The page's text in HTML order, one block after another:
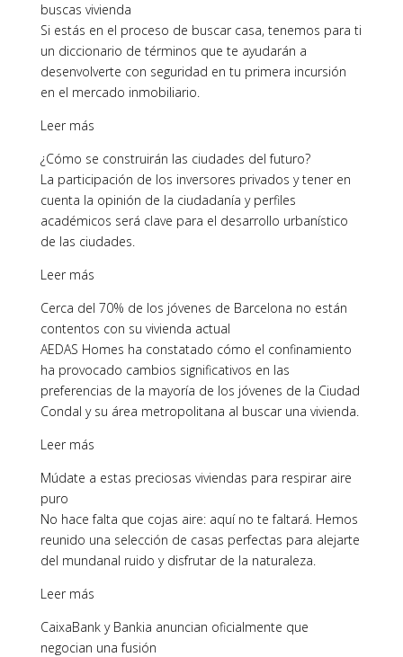
buscas vivienda
Si estás en el proceso de buscar casa, tenemos para ti
un diccionario de términos que te ayudarán a
desenvolverte con seguridad en tu primera incursión
en el mercado inmobiliario.
Leer más
¿Cómo se construirán las ciudades del futuro?
La participación de los inversores privados y tener en
cuenta la opinión de la ciudadanía y perfiles
académicos será clave para el desarrollo urbanístico
de las ciudades.
Leer más
Cerca del 70% de los jóvenes de Barcelona no están
contentos con su vivienda actual
AEDAS Homes ha constatado cómo el confinamiento
ha provocado cambios significativos en las
preferencias de la mayoría de los jóvenes de la Ciudad
Condal y su área metropolitana al buscar una vivienda.
Leer más
Múdate a estas preciosas viviendas para respirar aire
puro
No hace falta que cojas aire: aquí no te faltará. Hemos
reunido una selección de casas perfectas para alejarte
del mundanal ruido y disfrutar de la naturaleza.
Leer más
CaixaBank y Bankia anuncian oficialmente que
negocian una fusión